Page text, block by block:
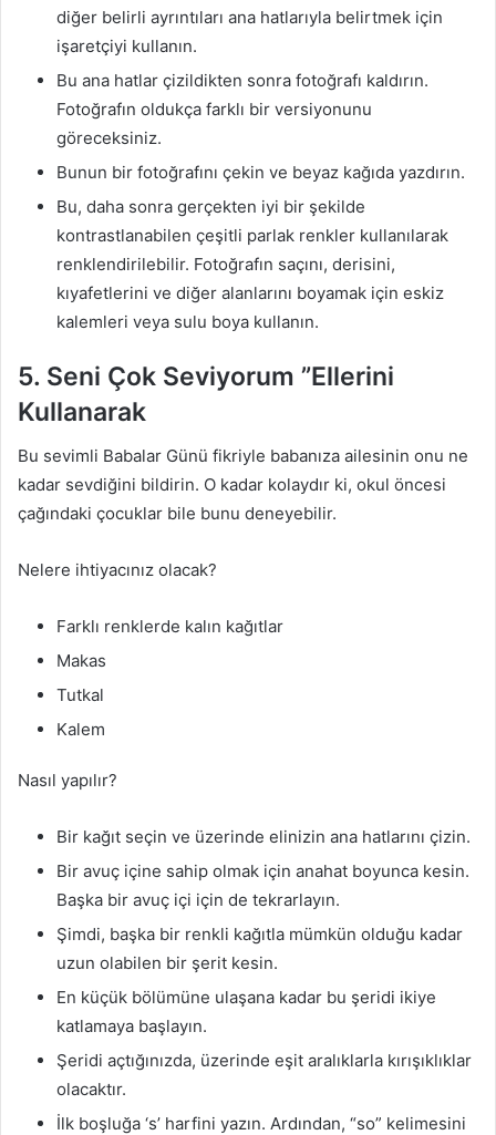
diğer belirli ayrıntıları ana hatlarıyla belirtmek için
işaretçiyi kullanın.
Bu ana hatlar çizildikten sonra fotoğrafı kaldırın.
Fotoğrafın oldukça farklı bir versiyonunu
göreceksiniz.
Bunun bir fotoğrafını çekin ve beyaz kağıda yazdırın.
Bu, daha sonra gerçekten iyi bir şekilde
kontrastlanabilen çeşitli parlak renkler kullanılarak
renklendirilebilir. Fotoğrafın saçını, derisini,
kıyafetlerini ve diğer alanlarını boyamak için eskiz
kalemleri veya sulu boya kullanın.
5. Seni Çok Seviyorum ”Ellerini
Kullanarak
Bu sevimli Babalar Günü fikriyle babanıza ailesinin onu ne
kadar sevdiğini bildirin. O kadar kolaydır ki, okul öncesi
çağındaki çocuklar bile bunu deneyebilir.
Nelere ihtiyacınız olacak?
Farklı renklerde kalın kağıtlar
Makas
Tutkal
Kalem
Nasıl yapılır?
Bir kağıt seçin ve üzerinde elinizin ana hatlarını çizin.
Bir avuç içine sahip olmak için anahat boyunca kesin.
Başka bir avuç içi için de tekrarlayın.
Şimdi, başka bir renkli kağıtla mümkün olduğu kadar
uzun olabilen bir şerit kesin.
En küçük bölümüne ulaşana kadar bu şeridi ikiye
katlamaya başlayın.
Şeridi açtığınızda, üzerinde eşit aralıklarla kırışıklıklar
olacaktır.
İlk boşluğa ‘s’ harfini yazın. Ardından, “so” kelimesini